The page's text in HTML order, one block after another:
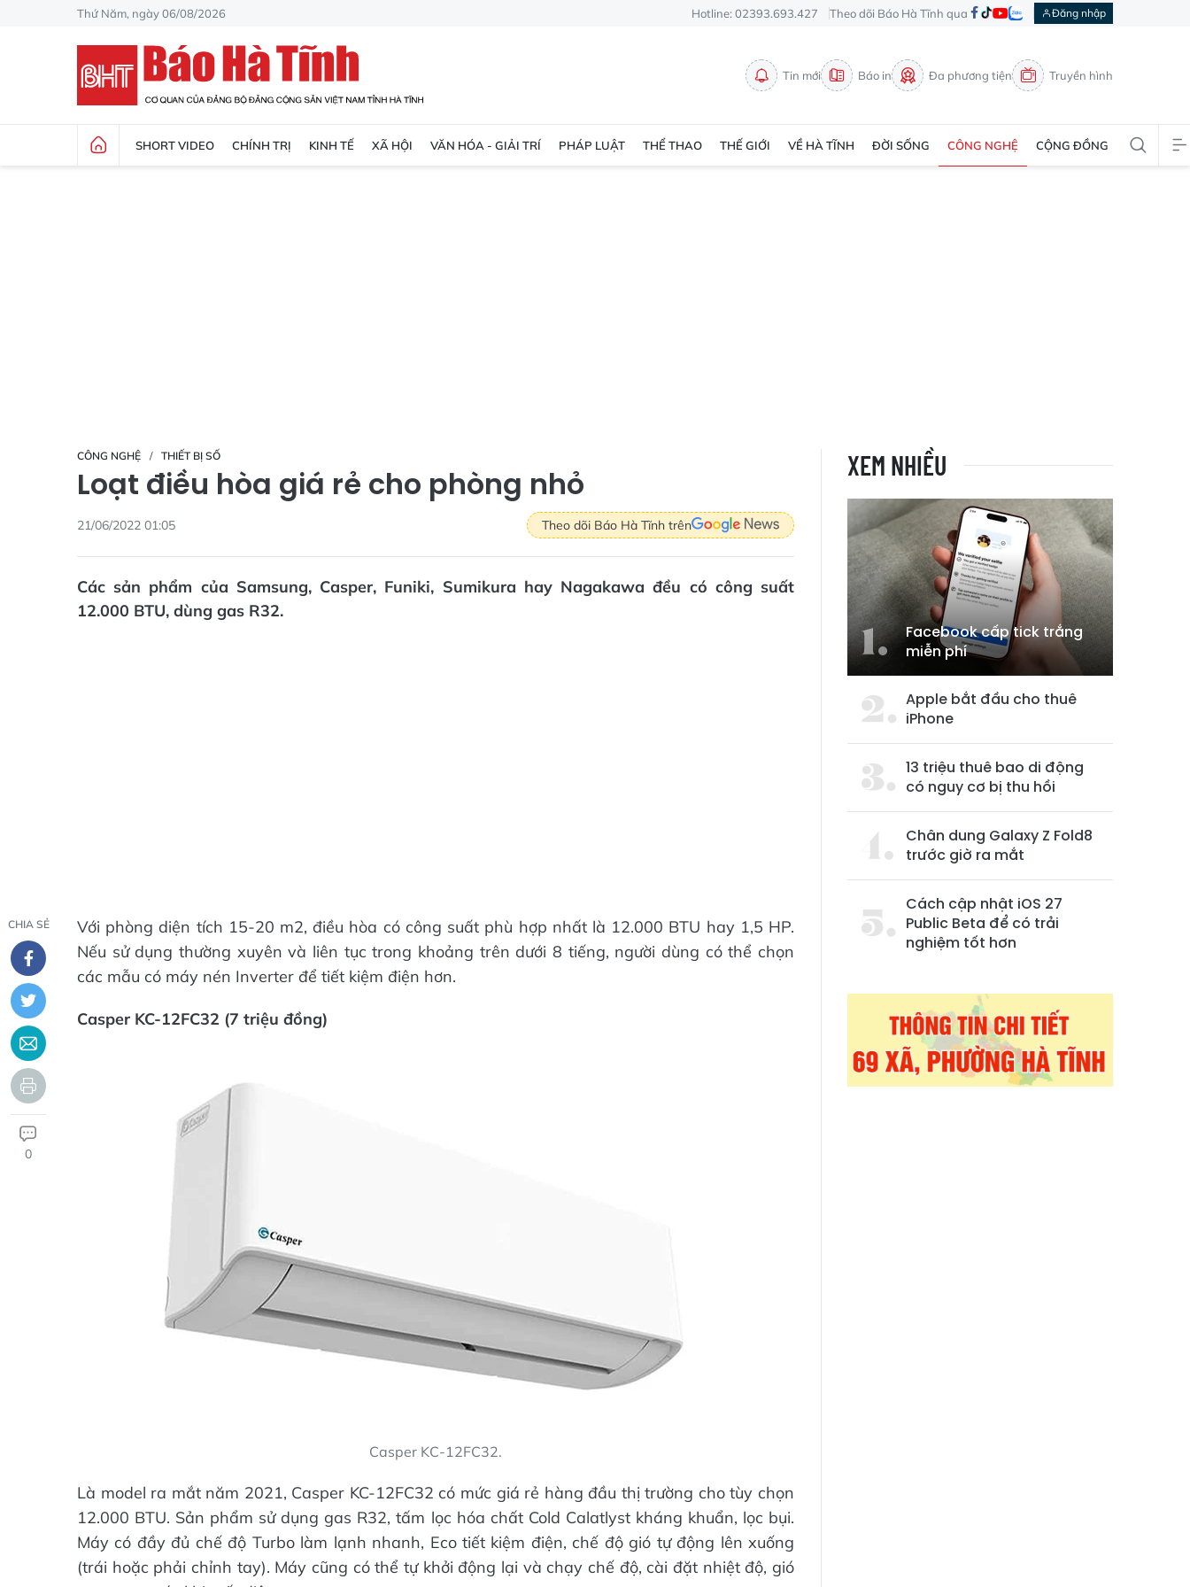
Thứ Năm, ngày 06/08/2026 Hotline: 02393.693.427 Theo dõi Báo Hà Tĩnh qua Đăng nhập
Tin mới Báo in Đa phương tiện Truyền hình
SHORT VIDEO CHÍNH TRỊ KINH TẾ XÃ HỘI VĂN HÓA - GIẢI TRÍ PHÁP LUẬT THỂ THAO THẾ GIỚI VỀ HÀ TĨNH ĐỜI SỐNG CÔNG NGHỆ CỘNG ĐỒNG
CÔNG NGHỆ THIẾT BỊ SỐ
Loạt điều hòa giá rẻ cho phòng nhỏ
21/06/2022 01:05 Theo dõi Báo Hà Tĩnh trên
Các sản phẩm của Samsung, Casper, Funiki, Sumikura hay Nagakawa đều có công suất
12.000 BTU, dùng gas R32.
CHIA SẺ
0
Với phòng diện tích 15-20 m2, điều hòa có công suất phù hợp nhất là 12.000 BTU hay 1,5 HP.
Nếu sử dụng thường xuyên và liên tục trong khoảng trên dưới 8 tiếng, người dùng có thể chọn
các mẫu có máy nén Inverter để tiết kiệm điện hơn.
Casper KC-12FC32 (7 triệu đồng)
Casper KC-12FC32.
Là model ra mắt năm 2021, Casper KC-12FC32 có mức giá rẻ hàng đầu thị trường cho tùy chọn
12.000 BTU. Sản phẩm sử dụng gas R32, tấm lọc hóa chất Cold Calatlyst kháng khuẩn, lọc bụi.
Máy có đầy đủ chế độ Turbo làm lạnh nhanh, Eco tiết kiệm điện, chế độ gió tự động lên xuống
(trái hoặc phải chỉnh tay). Máy cũng có thể tự khởi động lại và chạy chế độ, cài đặt nhiệt độ, gió
XEM NHIỀU
Facebook cấp tick trắng
miễn phí
Apple bắt đầu cho thuê
iPhone
13 triệu thuê bao di động
có nguy cơ bị thu hồi
Chân dung Galaxy Z Fold8
trước giờ ra mắt
Cách cập nhật iOS 27
Public Beta để có trải
nghiệm tốt hơn